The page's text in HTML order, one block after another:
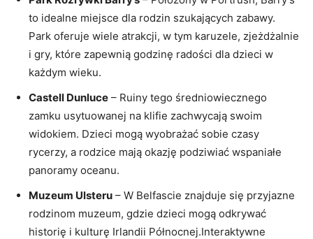
to idealne miejsce dla rodzin szukających zabawy.
Park oferuje wiele atrakcji, w tym karuzele, zjeżdżalnie
i gry, które zapewnią godzinę radości dla dzieci w
każdym wieku.
Castell Dunluce – Ruiny tego średniowiecznego
zamku usytuowanej na klifie zachwycają swoim
widokiem. Dzieci mogą wyobrażać sobie czasy
rycerzy, a rodzice mają okazję podziwiać wspaniałe
panoramy oceanu.
Muzeum Ulsteru – W Belfascie znajduje się przyjazne
rodzinom muzeum, gdzie dzieci mogą odkrywać
historię i kulturę Irlandii Północnej.Interaktywne